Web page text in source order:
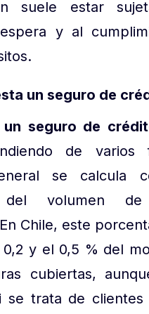
suele estar
y al
un seguro de
seguro de
de varios
se calcula
del volumen de
Chile, este
y el 0,5 % del
cubiertas,
se trata de clientes